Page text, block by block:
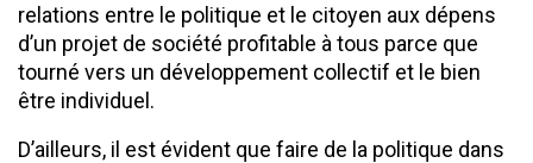
relations entre le politique et le citoyen aux dépens
d’un projet de société profitable à tous parce que
tourné vers un développement collectif et le bien
être individuel.
D’ailleurs, il est évident que faire de la politique dans